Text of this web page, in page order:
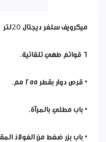
ميكرويف سلفر ديجتال 20لتر
٦ قوائم طهي تلقائية.
• قرص دوار بقطر ٢٥٥ مم.
• باب مطلي بالمرآة.
• باب بزر ضغط من الفولاذ